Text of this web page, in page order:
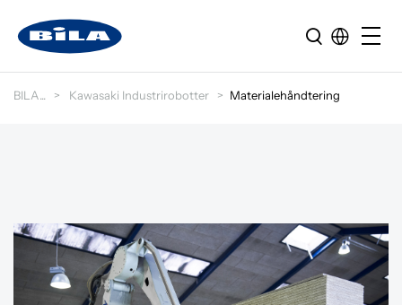
BILA Kawasaki Industrirobotter Materialehåndtering